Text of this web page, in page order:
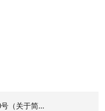
（关于简...